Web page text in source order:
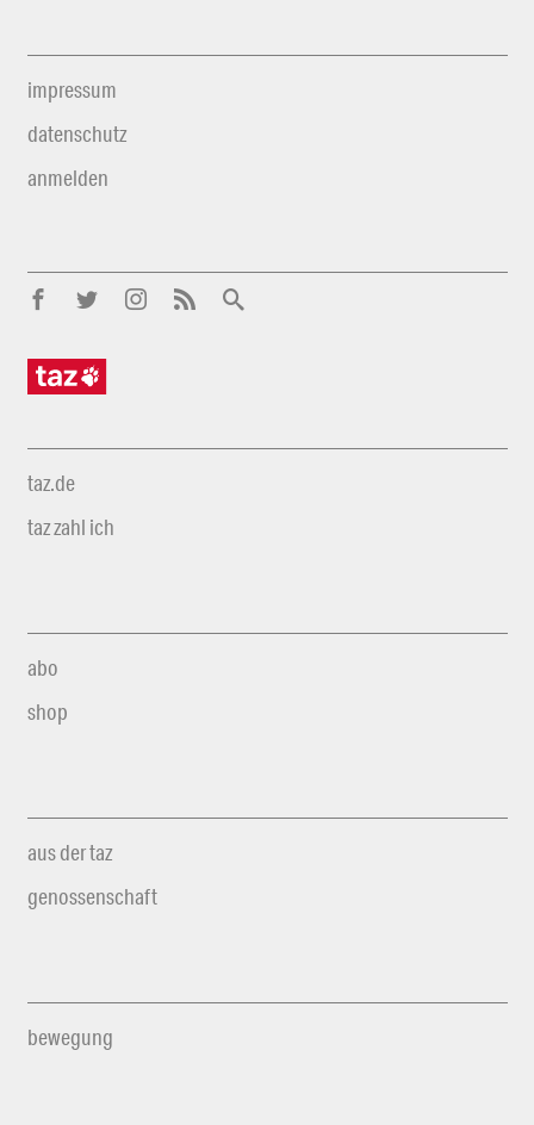
impressum
datenschutz
anmelden
taz.de
taz zahl ich
abo
shop
aus der taz
genossenschaft
bewegung